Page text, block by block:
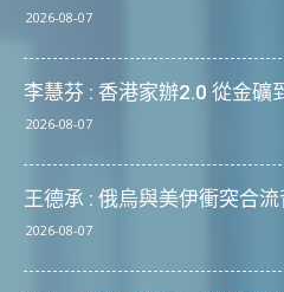
2026-08-07
李慧芬 : 香港家辦2.0 從金礦
2026-08-07
王德承 : 俄烏與美伊衝突合
2026-08-07